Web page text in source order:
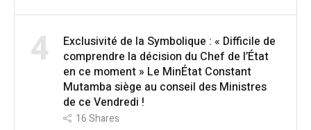
4
Exclusivité de la Symbolique : « Difficile de
comprendre la décision du Chef de l’État
en ce moment » Le MinÉtat Constant
Mutamba siège au conseil des Ministres
de ce Vendredi !
16Shares